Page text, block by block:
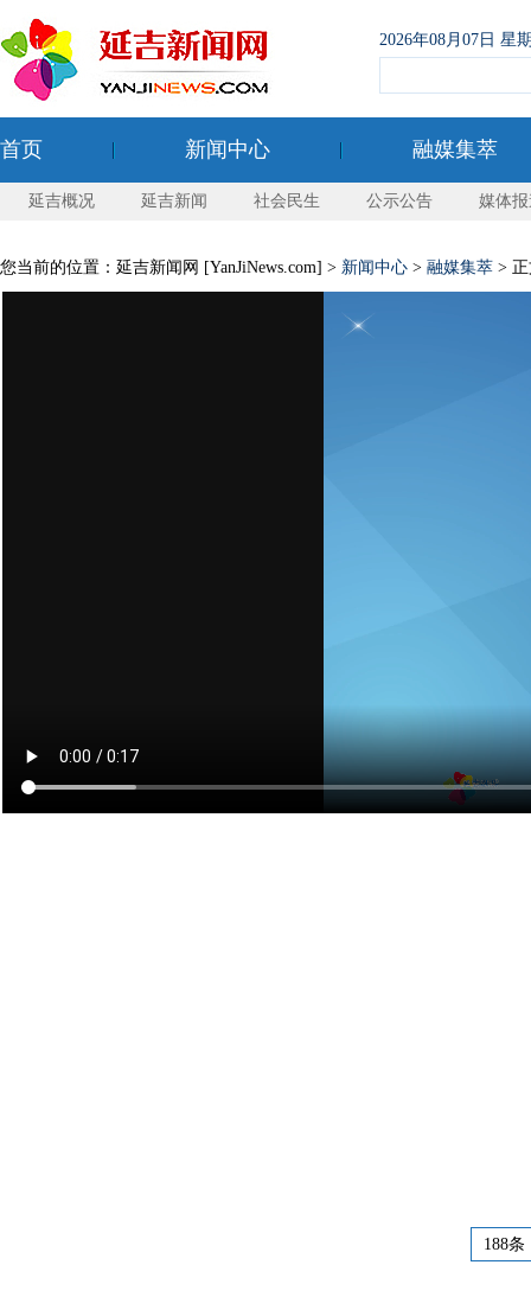
2026年08月07日 星
首页 新闻中心 融媒集萃
延吉概况 延吉新闻 社会民生 公示公告 媒体
您当前的位置：延吉新闻网 [YanJiNews.com] > 新闻中心 > 融媒集萃 >
188条